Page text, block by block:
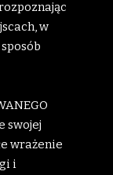
w
swojej
wrażenie
i